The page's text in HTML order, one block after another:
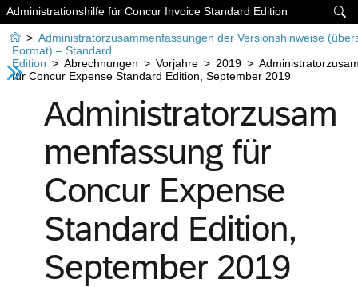

Administrationshilfe für Concur Invoice Standard Edition
 > Administratorzusammenfassungen der Versionshinweise
Format) – Standard
Edition > Abrechnungen > Vorjahre > 2019 >
für Concur Expense Standard Edition, September 2019
Administratorzusam
menfassung für
Concur Expense
Standard Edition,
September 2019